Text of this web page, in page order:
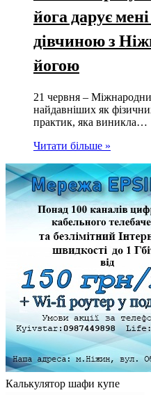
йога дарує
дівчиною з
йогою
21 червня –
найдавніших як
практик, яка виникла…
Читати більше »
Калькулятор шафи купе